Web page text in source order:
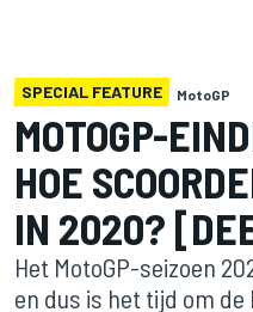
SPECIAL FEATURE MotoGP
MOTOGP-
HOE
IN 2020?
Het MotoGP-seizoen
en dus is het tijd om